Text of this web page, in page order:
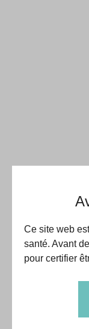
Ce site web
santé. Avant
pour certifier